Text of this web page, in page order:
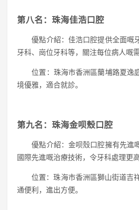
第八名：珠海佳浩口腔
優點介紹：佳浩口腔提供全面嘅
牙科、崗位牙科等，關注每位病人嘅需
位置：珠海市香洲區蘭埔路夏逸
境優雅，適合就診。
第九名：珠海金呗殼口腔
優點介紹：金呗殼口腔擁有先進
國際先進嘅治療技術，令牙科處理更高
位置：珠海市香洲區獅山街道吉
通便利，進出方便。